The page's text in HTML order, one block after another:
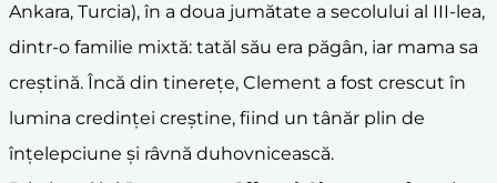
Ankara, Turcia), în a doua jumătate a secolului al III-lea,
dintr-o familie mixtă: tatăl său era păgân, iar mama sa
creștină. Încă din tinerețe, Clement a fost crescut în
lumina credinței creștine, fiind un tânăr plin de
înțelepciune și râvnă duhovnicească.